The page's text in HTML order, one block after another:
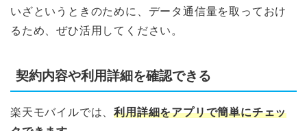
いざというときのために、データ通信量を取っておけ
るため、ぜひ活用してください。
契約内容や利用詳細を確認できる
楽天モバイルでは、利用詳細をアプリで簡単にチェッ